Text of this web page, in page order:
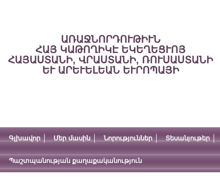
ԱՌԱՋՆՈՐԴՈՒԹԻՒՆ
ՀԱՅ ԿԱԹՈՂԻԿԷ ԵԿԵՂԵՑՒՈՅ
ՀԱՅԱՍՏԱՆԻ, ՎՐԱՍՏԱՆԻ, ՌՈՒՍԱՍՏԱՆԻ
ԵՒ ԱՐԵՒԵԼԵԱՆ ԵՒՐՈՊԱՅԻ
Գլխավոր Մեր մասին Նորություններ Տեսանյութեր
Պաշտպանության քաղաքականություն